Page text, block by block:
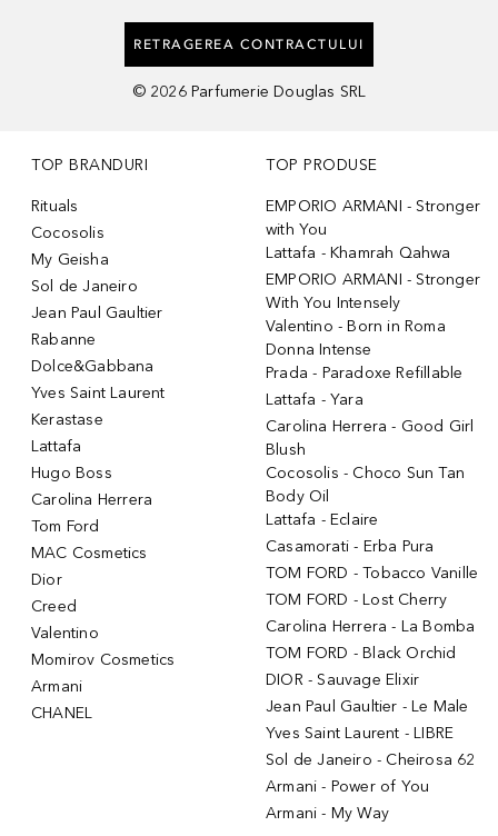
RETRAGEREA CONTRACTULUI
© 2026 Parfumerie Douglas SRL
TOP BRANDURI
Rituals
Cocosolis
My Geisha
Sol de Janeiro
Jean Paul Gaultier
Rabanne
Dolce&Gabbana
Yves Saint Laurent
Kerastase
Lattafa
Hugo Boss
Carolina Herrera
Tom Ford
MAC Cosmetics
Dior
Creed
Valentino
Momirov Cosmetics
Armani
CHANEL
TOP PRODUSE
EMPORIO ARMANI - Stronger
with You
Lattafa - Khamrah Qahwa
EMPORIO ARMANI - Stronger
With You Intensely
Valentino - Born in Roma
Donna Intense
Prada - Paradoxe Refillable
Lattafa - Yara
Carolina Herrera - Good Girl
Blush
Cocosolis - Choco Sun Tan
Body Oil
Lattafa - Eclaire
Casamorati - Erba Pura
TOM FORD - Tobacco Vanille
TOM FORD - Lost Cherry
Carolina Herrera - La Bomba
TOM FORD - Black Orchid
DIOR - Sauvage Elixir
Jean Paul Gaultier - Le Male
Yves Saint Laurent - LIBRE
Sol de Janeiro - Cheirosa 62
Armani - Power of You
Armani - My Way